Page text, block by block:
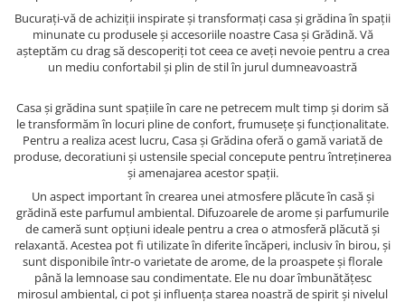
Bucurați-vă de achiziții inspirate și transformați casa și grădina în spații
minunate cu produsele și accesoriile noastre Casa și Grădină. Vă
așteptăm cu drag să descoperiți tot ceea ce aveți nevoie pentru a crea
un mediu confortabil și plin de stil în jurul dumneavoastră
Casa și grădina sunt spațiile în care ne petrecem mult timp și dorim să
le transformăm în locuri pline de confort, frumusețe și funcționalitate.
Pentru a realiza acest lucru, Casa și Grădina oferă o gamă variată de
produse, decoratiuni și ustensile special concepute pentru întreținerea
și amenajarea acestor spații.
Un aspect important în crearea unei atmosfere plăcute în casă și
grădină este parfumul ambiental. Difuzoarele de arome și parfumurile
de cameră sunt opțiuni ideale pentru a crea o atmosferă plăcută și
relaxantă. Acestea pot fi utilizate în diferite încăperi, inclusiv în birou, și
sunt disponibile într-o varietate de arome, de la proaspete și florale
până la lemnoase sau condimentate. Ele nu doar îmbunătățesc
mirosul ambiental, ci pot și influența starea noastră de spirit și nivelul